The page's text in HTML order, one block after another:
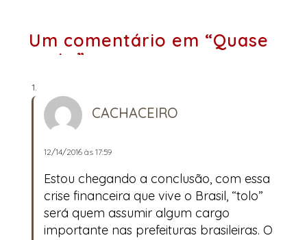
Um comentário em “Quase
certo”
CACHACEIRO
12/14/2016 às 17:59
Estou chegando a conclusão, com essa
crise financeira que vive o Brasil, “tolo”
será quem assumir algum cargo
importante nas prefeituras brasileiras. O